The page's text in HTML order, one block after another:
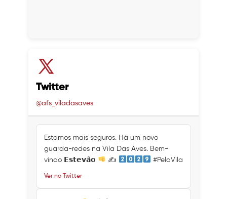
Twitter
@afs_viladasaves
Estamos mais seguros. Há um novo
guarda-redes na Vila Das Aves. Bem-
vindo 𝗘𝘀𝘁𝗲𝘃𝗮̃𝗼
✍ #PelaVila
Ver no Twitter